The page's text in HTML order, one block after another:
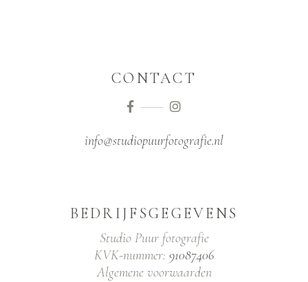
CONTACT
info@studiopuurfotografie.nl
BEDRIJFSGEGEVENS
Studio Puur fotografie
KVK-nummer: 91087406
Algemene voorwaarden